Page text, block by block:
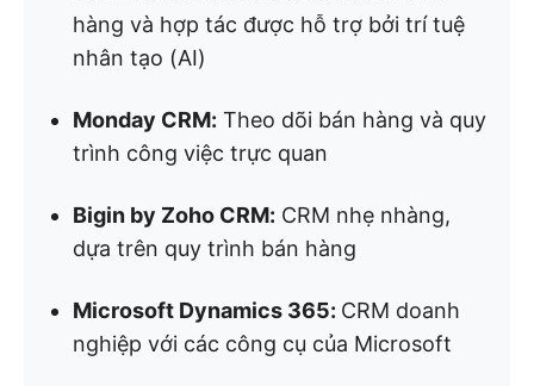
hàng và hợp tác được hỗ trợ bởi trí tuệ
nhân tạo (AI)
Monday CRM: Theo dõi bán hàng và quy
trình công việc trực quan
Bigin by Zoho CRM: CRM nhẹ nhàng,
dựa trên quy trình bán hàng
Microsoft Dynamics 365: CRM doanh
nghiệp với các công cụ của Microsoft